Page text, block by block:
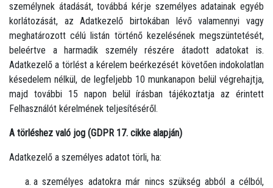
személynek átadását, továbbá kérje személyes adatainak egyéb
korlátozását, az Adatkezelő birtokában lévő valamennyi vagy
meghatározott célú listán történő kezelésének megszüntetését,
beleértve a harmadik személy részére átadott adatokat is.
Adatkezelő a törlést a kérelem beérkezését követően indokolatlan
késedelem nélkül, de legfeljebb 10 munkanapon belül végrehajtja,
majd további 15 napon belül írásban tájékoztatja az érintett
Felhasználót kérelmének teljesítéséről.
A törléshez való jog (GDPR 17. cikke alapján)
Adatkezelő a személyes adatot törli, ha:
a személyes adatokra már nincs szükség abból a célból,